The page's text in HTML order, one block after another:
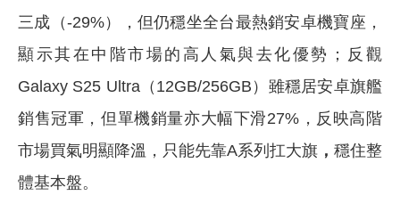
三成（-29%），但仍穩坐全台最熱銷安卓機寶座，
顯示其在中階市場的高人氣與去化優勢；反觀
Galaxy S25 Ultra（12GB/256GB）雖穩居安卓旗艦
銷售冠軍，但單機銷量亦大幅下滑27%，反映高階
市場買氣明顯降溫，只能先靠A系列扛大旗 ， 穩住整
體基本盤。